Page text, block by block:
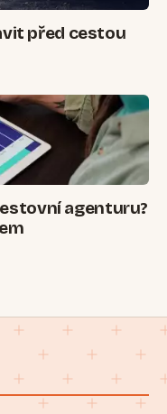
před cestou
agenturu?